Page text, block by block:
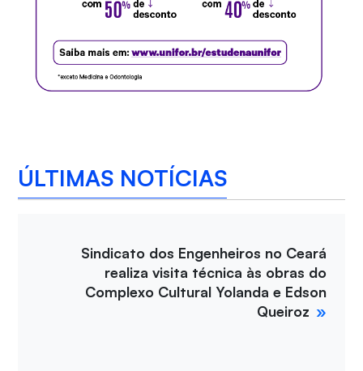
ÚLTIMAS NOTÍCIAS
Sindicato dos Engenheiros no Ceará
realiza visita técnica às obras do
Complexo Cultural Yolanda e Edson
Queiroz